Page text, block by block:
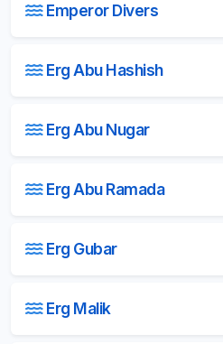
Emperor Divers
Erg Abu Hashish
Erg Abu Nugar
Erg Abu Ramada
Erg Gubar
Erg Malik